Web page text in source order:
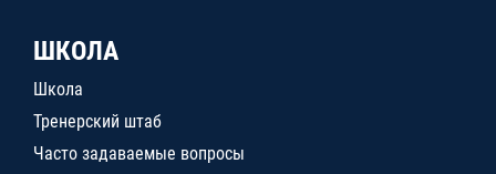
ШКОЛА
Школа
Тренерский штаб
Часто задаваемые вопросы